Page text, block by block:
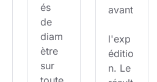
és
de
diam
ètre
sur
avant
l'exp
éditio
n. Le